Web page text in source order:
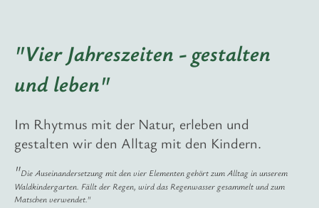
"Vier Jahreszeiten - gestalten
und leben"
Im Rhytmus mit der Natur, erleben und
gestalten wir den Alltag mit den Kindern.
"Die Auseinandersetzung mit den vier Elementen gehört zum Alltag in unserem
Waldkindergarten. Fällt der Regen, wird das Regenwasser gesammelt und zum
Matschen verwendet."